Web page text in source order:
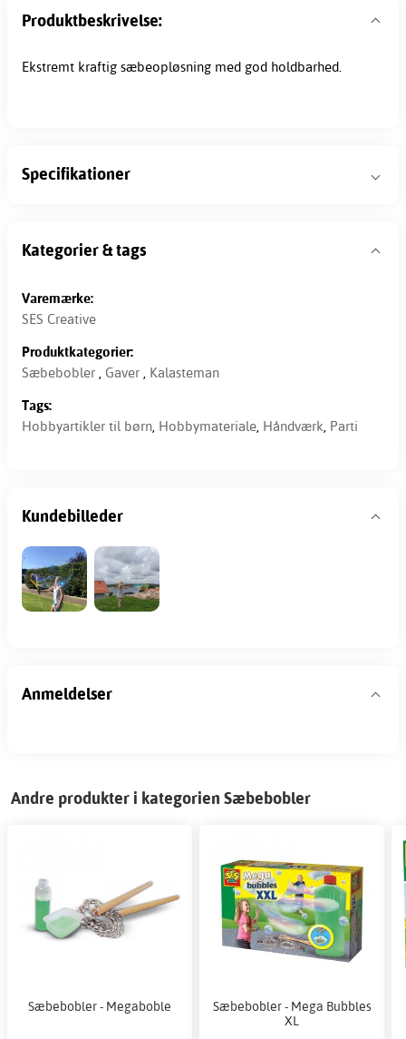
Produktbeskrivelse:
Ekstremt kraftig sæbeopløsning med god holdbarhed.
Specifikationer
Kategorier & tags
Varemærke:
SES Creative
Produktkategorier:
Sæbebobler , Gaver , Kalasteman
Tags:
Hobbyartikler til børn, Hobbymateriale, Håndværk, Parti
Kundebilleder
Anmeldelser
Andre produkter i kategorien Sæbebobler
Sæbebobler - Megaboble
Sæbebobler - Mega Bubbles
XL